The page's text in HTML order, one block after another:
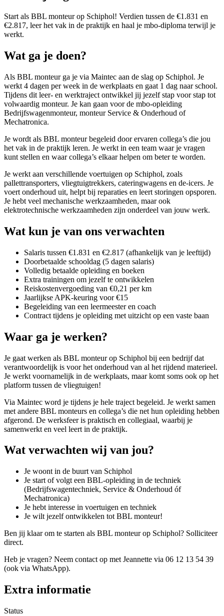
Start als BBL monteur op Schiphol! Verdien tussen de €1.831 en
€2.817, leer het vak in de praktijk en haal je mbo-diploma terwijl je
werkt.
Wat ga je doen?
Als BBL monteur ga je via Maintec aan de slag op Schiphol. Je
werkt 4 dagen per week in de werkplaats en gaat 1 dag naar school.
Tijdens dit leer- en werktraject ontwikkel jij jezelf stap voor stap tot
volwaardig monteur. Je kan gaan voor de mbo-opleiding
Bedrijfswagenmonteur, monteur Service & Onderhoud of
Mechatronica.
Je wordt als BBL monteur begeleid door ervaren collega’s die jou
het vak in de praktijk leren. Je werkt in een team waar je vragen
kunt stellen en waar collega’s elkaar helpen om beter te worden.
Je werkt aan verschillende voertuigen op Schiphol, zoals
pallettransporters, vliegtuigtrekkers, cateringwagens en de-icers. Je
voert onderhoud uit, helpt bij reparaties en leert storingen opsporen.
Je hebt veel mechanische werkzaamheden, maar ook
elektrotechnische werkzaamheden zijn onderdeel van jouw werk.
Wat kun je van ons verwachten
Salaris tussen €1.831 en €2.817 (afhankelijk van je leeftijd)
Doorbetaalde schooldag (5 dagen salaris)
Volledig betaalde opleiding en boeken
Extra trainingen om jezelf te ontwikkelen
Reiskostenvergoeding van €0,21 per km
Jaarlijkse APK-keuring voor €15
Begeleiding van een leermeester en coach
Contract tijdens je opleiding met uitzicht op een vaste baan
Waar ga je werken?
Je gaat werken als BBL monteur op Schiphol bij een bedrijf dat
verantwoordelijk is voor het onderhoud van al het rijdend materieel.
Je werkt voornamelijk in de werkplaats, maar komt soms ook op het
platform tussen de vliegtuigen!
Via Maintec word je tijdens je hele traject begeleid. Je werkt samen
met andere BBL monteurs en collega’s die net hun opleiding hebben
afgerond. De werksfeer is praktisch en collegiaal, waarbij je
samenwerkt en veel leert in de praktijk.
Wat verwachten wij van jou?
Je woont in de buurt van Schiphol
Je start of volgt een BBL-opleiding in de techniek
(Bedrijfswagentechniek, Service & Onderhoud óf
Mechatronica)
Je hebt interesse in voertuigen en techniek
Je wilt jezelf ontwikkelen tot BBL monteur!
Ben jij klaar om te starten als BBL monteur op Schiphol? Solliciteer
direct.
Heb je vragen? Neem contact op met Jeannette via 06 12 13 54 39
(ook via WhatsApp).
Extra informatie
Status